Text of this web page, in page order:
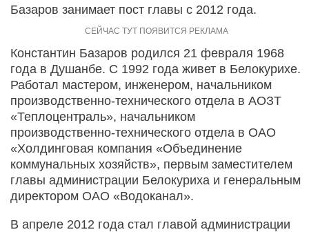
Базаров занимает пост главы с 2012 года.
Константин Базаров родился 21 февраля 1968
года в Душанбе. С 1992 года живет в Белокурихе.
Работал мастером, инженером, начальником
производственно-технического отдела в АОЗТ
«Теплоцентраль», начальником
производственно-технического отдела в ОАО
«Холдинговая компания «Объединение
коммунальных хозяйств», первым заместителем
главы администрации Белокуриха и генеральным
директором ОАО «Водоканал».
В апреле 2012 года стал главой администрации